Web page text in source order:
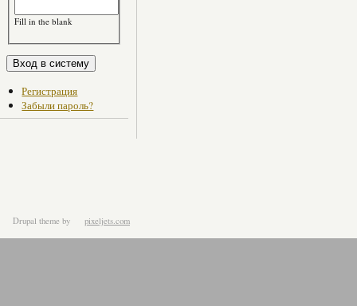
Fill in the blank
Регистрация
Забыли пароль?
Drupal theme by pixeljets.com